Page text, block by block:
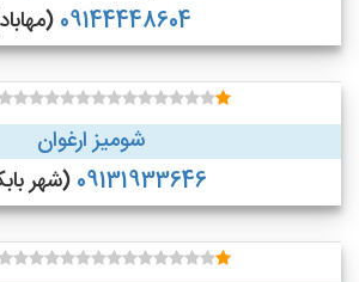
09144448604
شومیز ارغوان
09131933646 (شهر